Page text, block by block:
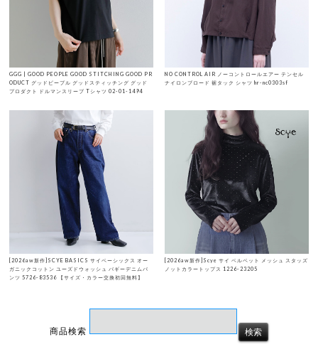
GGG | GOOD PEOPLE GOOD STITCHING GOOD PR
ODUCT グッドピープル グッドスティッチング グッド
プロダクト ドルマンスリーブ Tシャツ 02-01-1494
NO CONTROL AIR ノーコントロールエアー テンセル
ナイロンブロード 裾タック シャツ hr-nc0303sf
[2026aw新作]SCYE BASICS サイベーシックス オー
ガニックコットン ユーズドウォッシュ バギーデニムパ
ンツ 5726-83536 【サイズ・カラー交換初回無料】
[2026aw新作]Scye サイ ベルベット メッシュ スタッズ
ノットカラートップス 1226-23205
商品検索